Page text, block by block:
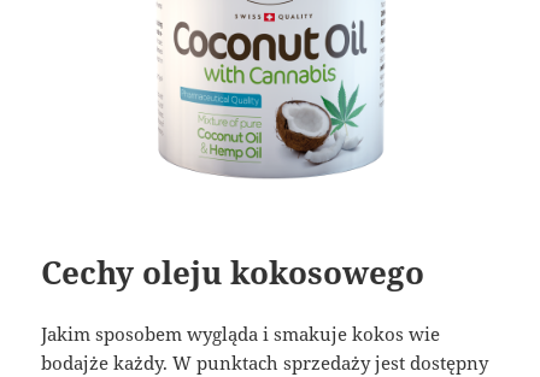
Cechy oleju kokosowego
Jakim sposobem wygląda i smakuje kokos wie
bodajże każdy. W punktach sprzedaży jest dostępny